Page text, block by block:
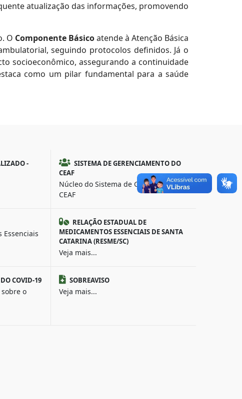
atualização das informações, promovendo
O Componente Básicoatende à Atenção Básica
seguindo protocolos definidos. Já o
socioeconômico, assegurando a continuidade
como um pilar fundamental para a saúde
-
SISTEMA DE GERENCIAMENTO DO
CEAF
Núcleo do Sistema de Gerenciamento
CEAF
Essenciais
RELAÇÃO ESTADUAL DE
MEDICAMENTOS ESSENCIAIS DE SANTA
CATARINA (RESME/SC)
Veja mais...
COVID-19
o
SOBREAVISO
Veja mais...